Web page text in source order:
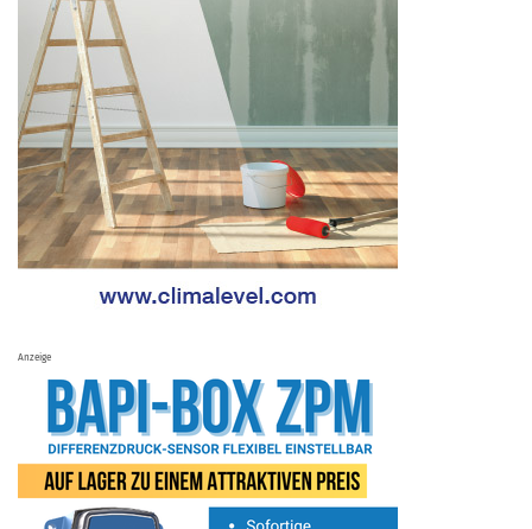
Anzeige